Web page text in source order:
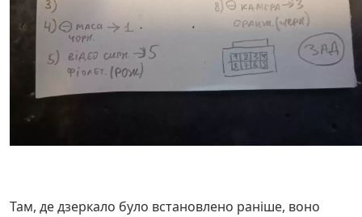
Там, де дзеркало було встановлено раніше, воно